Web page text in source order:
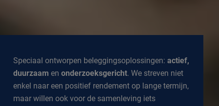
Speciaal ontworpen beleggingsoplossingen: actief,
duurzaam en onderzoeksgericht. We streven niet
enkel naar een positief rendement op lange termijn,
maar willen ook voor de samenleving iets